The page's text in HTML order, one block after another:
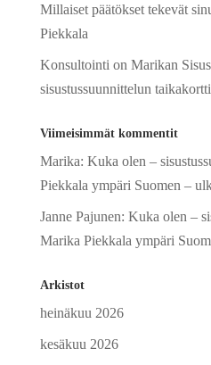
Millaiset päätökset tekevät
Piekkala
Konsultointi on Marikan
sisustussuunnittelun taikakortti
Viimeisimmät kommentit
Marika: Kuka olen –
Piekkala ympäri Suomen –
Janne Pajunen: Kuka olen –
Marika Piekkala ympäri
Arkistot
heinäkuu 2026
kesäkuu 2026